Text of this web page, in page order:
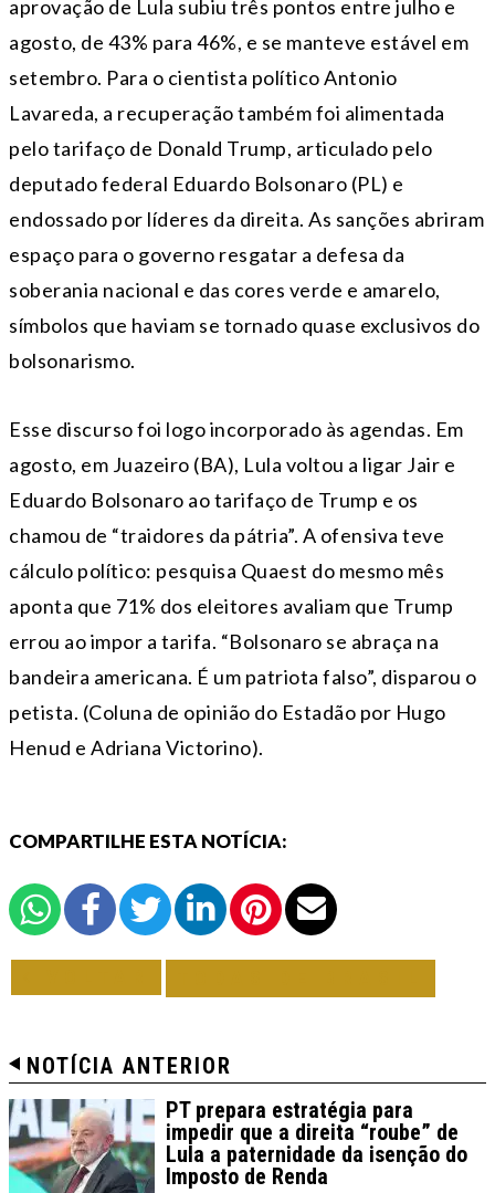
aprovação de Lula subiu três pontos entre julho e
agosto, de 43% para 46%, e se manteve estável em
setembro. Para o cientista político Antonio
Lavareda, a recuperação também foi alimentada
pelo tarifaço de Donald Trump, articulado pelo
deputado federal Eduardo Bolsonaro (PL) e
endossado por líderes da direita. As sanções abriram
espaço para o governo resgatar a defesa da
soberania nacional e das cores verde e amarelo,
símbolos que haviam se tornado quase exclusivos do
bolsonarismo.
Esse discurso foi logo incorporado às agendas. Em
agosto, em Juazeiro (BA), Lula voltou a ligar Jair e
Eduardo Bolsonaro ao tarifaço de Trump e os
chamou de “traidores da pátria”. A ofensiva teve
cálculo político: pesquisa Quaest do mesmo mês
aponta que 71% dos eleitores avaliam que Trump
errou ao impor a tarifa. “Bolsonaro se abraça na
bandeira americana. É um patriota falso”, disparou o
petista. (Coluna de opinião do Estadão por Hugo
Henud e Adriana Victorino).
COMPARTILHE ESTA NOTÍCIA:
NOTÍCIA ANTERIOR
PT prepara estratégia para
impedir que a direita “roube” de
Lula a paternidade da isenção do
Imposto de Renda